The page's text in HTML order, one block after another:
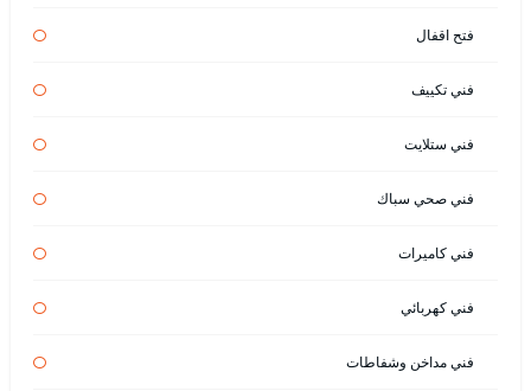
فتح اقفال
فني تكييف
فني ستلايت
فني صحي سباك
فني كاميرات
فني كهربائي
فني مداخن وشفاطات